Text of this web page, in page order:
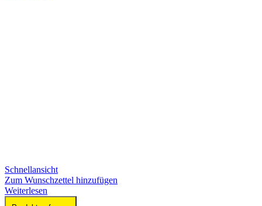
Schnellansicht
Zum Wunschzettel hinzufügen
Weiterlesen